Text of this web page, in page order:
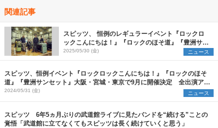
関連記事
スピッツ、 恒例のレギュラーイベント『ロックロ
ックこんにちは！』『ロックのほそ道』『豊洲サン
セット』9月に開催決定
2025/05/30 (金) ニュース
スピッツ、恒例イベント『ロックロックこんにちは！』『ロックのほそ
道』『豊洲サンセット』大阪・宮城・東京で9月に開催決定 全出演アー
ティストを発表
2024/05/31 (金) ニュース
スピッツ 6年5ヵ月ぶりの武道館ライブに見たバンドを“続ける”ことの
覚悟「武道館に立てなくてもスピッツは長く続けていくと思う」